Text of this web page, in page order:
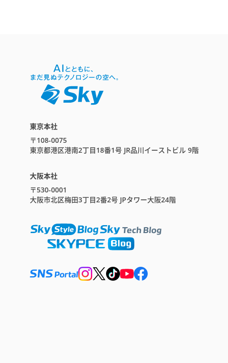
東京本社
〒108-0075
東京都港区港南2丁目18番1号 JR品川イーストビル 9階
大阪本社
〒530-0001
大阪市北区梅田3丁目2番2号 JPタワー大阪24階